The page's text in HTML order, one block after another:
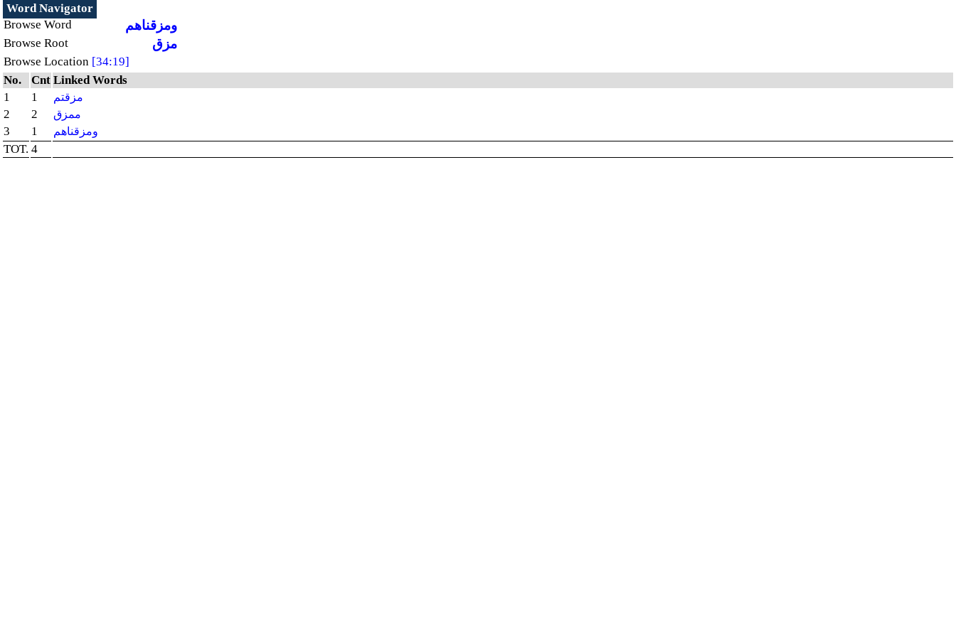
Word Navigator
Browse Word
ومزقناهم
Browse Root مزق
Browse Location [34:19]
No.
Cnt Linked Words
1
1 مزقتم
2 2 ممزق
3 1 ومزقناهم
TOT. 4